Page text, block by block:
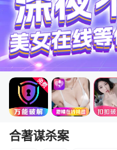
合著谋杀案